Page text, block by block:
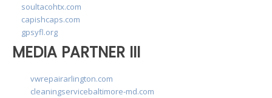
soultacohtx.com
capishcaps.com
gpsyfl.org
MEDIA PARTNER III
vwrepairarlington.com
cleaningservicebaltimore-md.com